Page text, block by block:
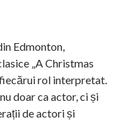
Edmonton,
„A Christmas
rol interpretat.
doar ca actor, ci și
de actori și